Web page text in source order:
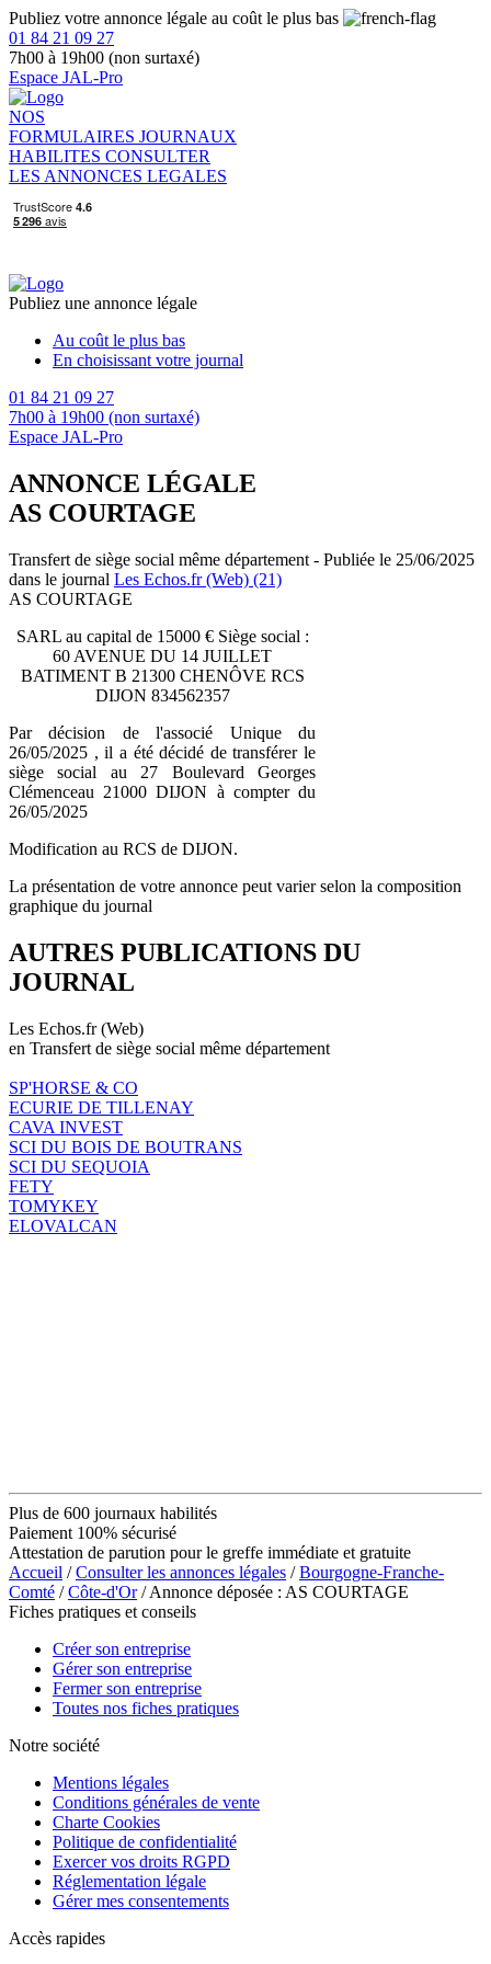
Publiez votre annonce légale au coût le plus bas
01 84 21 09 27
7h00 à 19h00 (non surtaxé)
Espace JAL-Pro
NOS
FORMULAIRES JOURNAUX
HABILITES CONSULTER
LES ANNONCES LEGALES
Publiez une annonce légale
Au coût le plus bas
En choisissant votre journal
01 84 21 09 27
7h00 à 19h00 (non surtaxé)
Espace JAL-Pro
ANNONCE LÉGALE
AS COURTAGE
Transfert de siège social même département - Publiée le 25/06/2025
dans le journal Les Echos.fr (Web) (21)
AS COURTAGE
SARL au capital de 15000 € Siège social :
60 AVENUE DU 14 JUILLET
BATIMENT B 21300 CHENÔVE RCS
DIJON 834562357
Par décision de l'associé Unique du
26/05/2025 , il a été décidé de transférer le
siège social au 27 Boulevard Georges
Clémenceau 21000 DIJON à compter du
26/05/2025
Modification au RCS de DIJON.
La présentation de votre annonce peut varier selon la composition
graphique du journal
AUTRES PUBLICATIONS DU
JOURNAL
Les Echos.fr (Web)
en Transfert de siège social même département
SP'HORSE & CO
ECURIE DE TILLENAY
CAVA INVEST
SCI DU BOIS DE BOUTRANS
SCI DU SEQUOIA
FETY
TOMYKEY
ELOVALCAN
Plus de 600 journaux habilités
Paiement 100% sécurisé
Attestation de parution pour le greffe immédiate et gratuite
Accueil /Consulter les annonces légales /Bourgogne-Franche-
Comté /Côte-d'Or/ Annonce déposée : AS COURTAGE
Fiches pratiques et conseils
Créer son entreprise
Gérer son entreprise
Fermer son entreprise
Toutes nos fiches pratiques
Notre société
Mentions légales
Conditions générales de vente
Charte Cookies
Politique de confidentialité
Exercer vos droits RGPD
Réglementation légale
Gérer mes consentements
Accès rapides